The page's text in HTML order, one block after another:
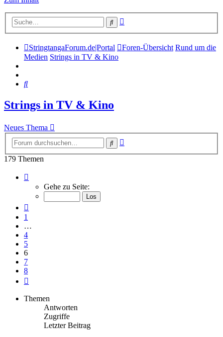
Suche
StringtangaForum.de|Portal Foren-Übersicht Rund um die
Medien Strings in TV & Kino
Suche
Strings in TV & Kino
Neues Thema
Suche
179 Themen
von
Gehe zu Seite:
1
…
4
5
6
7
8
Themen
Antworten
Zugriffe
Letzter Beitrag